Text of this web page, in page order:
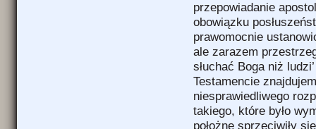
przepowiadanie
obowiązku
prawomocnie
ale zarazem
słuchać Boga niż
Testamencie
niesprawiedliwego
takiego, które było
położne sprzeciwiły